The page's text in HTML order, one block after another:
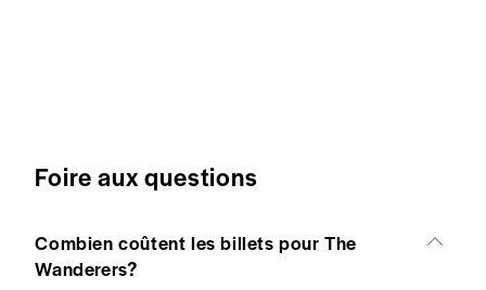
Foire aux questions
Combien coûtent les billets pour The
Wanderers?